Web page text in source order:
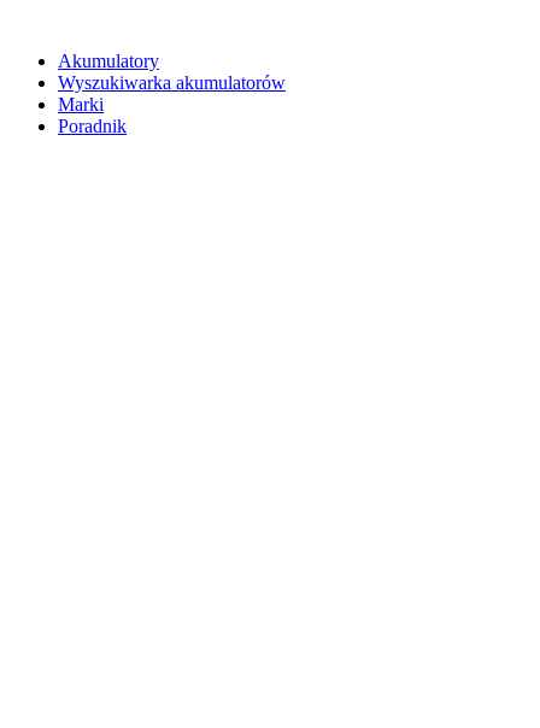
Akumulatory
Wyszukiwarka akumulatorów
Marki
Poradnik